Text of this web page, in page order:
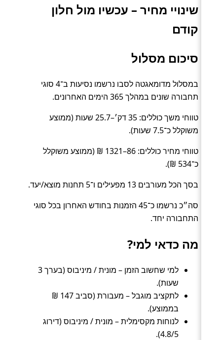
שינויי מחיר – עכשיו מול חלון
קודם
סיכום מסלול
במסלול מדומאגטה לסבו נרשמו נסיעות ב־4 סוגי
תחבורה שונים במהלך 365 הימים האחרונים.
טווחי משך כוללים: 35 דק׳–25.7 שעות (ממוצע
משוקלל כ־7.5 שעות).
טווחי מחיר כוללים: 86–1321 ₪ (ממוצע משוקלל
כ־534 ₪).
בסך הכל מעורבים 13 מפעילים ו־5 תחנות מוצא/יעד.
סה״כ נרשמו כ־45 הזמנות בחודש האחרון בכל סוגי
התחבורה יחד.
מה כדאי למי?
למי שחשוב הזמן – מונית / מיניבוס (בערך 3
שעות).
לתקציב מוגבל – מעבורת (סביב 147 ₪
בממוצע).
לנוחות מקסימלית – מונית / מיניבוס (דירוג
4.8/5).